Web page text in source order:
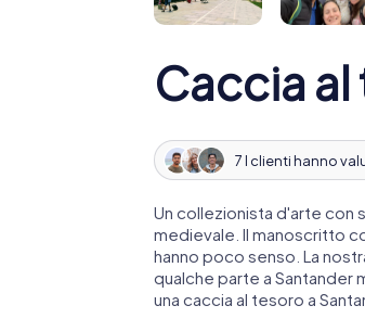
Caccia
7 I clienti hanno
Un collezionista d'arte con
medievale. Il manoscritto
hanno poco senso. La
qualche parte a Santander
una caccia al tesoro a